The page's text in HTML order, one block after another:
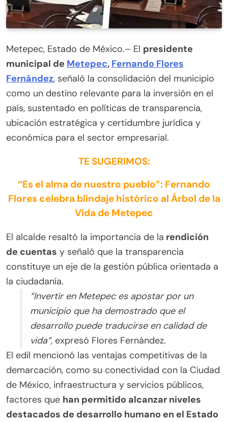
Metepec, Estado de México.– El presidente
municipal de Metepec, Fernando Flores
Fernández, señaló la consolidación del municipio
como un destino relevante para la inversión en el
país, sustentado en políticas de transparencia,
ubicación estratégica y certidumbre jurídica y
económica para el sector empresarial.
TE SUGERIMOS:
“Es el alma de nuestro pueblo”: Fernando
Flores celebra blindaje histórico al Árbol de la
Vida de Metepec
El alcalde resaltó la importancia de la rendición
de cuentas y señaló que la transparencia
constituye un eje de la gestión pública orientada a
la ciudadanía.
“Invertir en Metepec es apostar por un
municipio que ha demostrado que el
desarrollo puede traducirse en calidad de
vida”, expresó Flores Fernández.
El edil mencionó las ventajas competitivas de la
demarcación, como su conectividad con la Ciudad
de México, infraestructura y servicios públicos,
factores que han permitido alcanzar niveles
destacados de desarrollo humano en el Estado